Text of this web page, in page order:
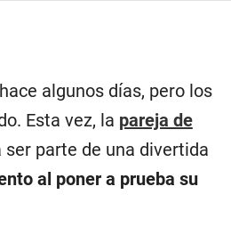
algunos días, pero los
Esta vez, la pareja de
parte de una divertida
al poner a prueba su